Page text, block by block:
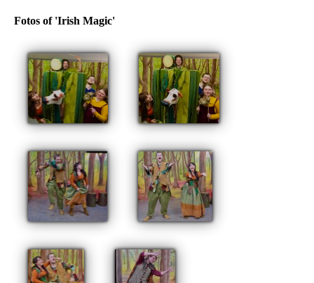
Fotos of 'Irish Magic'